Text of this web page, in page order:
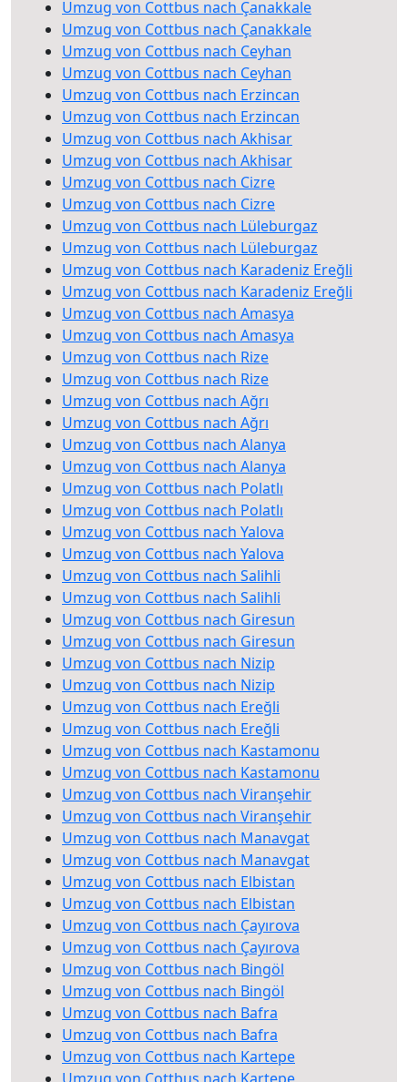
Umzug von Cottbus nach Çanakkale
Umzug von Cottbus nach Çanakkale
Umzug von Cottbus nach Ceyhan
Umzug von Cottbus nach Ceyhan
Umzug von Cottbus nach Erzincan
Umzug von Cottbus nach Erzincan
Umzug von Cottbus nach Akhisar
Umzug von Cottbus nach Akhisar
Umzug von Cottbus nach Cizre
Umzug von Cottbus nach Cizre
Umzug von Cottbus nach Lüleburgaz
Umzug von Cottbus nach Lüleburgaz
Umzug von Cottbus nach Karadeniz Ereğli
Umzug von Cottbus nach Karadeniz Ereğli
Umzug von Cottbus nach Amasya
Umzug von Cottbus nach Amasya
Umzug von Cottbus nach Rize
Umzug von Cottbus nach Rize
Umzug von Cottbus nach Ağrı
Umzug von Cottbus nach Ağrı
Umzug von Cottbus nach Alanya
Umzug von Cottbus nach Alanya
Umzug von Cottbus nach Polatlı
Umzug von Cottbus nach Polatlı
Umzug von Cottbus nach Yalova
Umzug von Cottbus nach Yalova
Umzug von Cottbus nach Salihli
Umzug von Cottbus nach Salihli
Umzug von Cottbus nach Giresun
Umzug von Cottbus nach Giresun
Umzug von Cottbus nach Nizip
Umzug von Cottbus nach Nizip
Umzug von Cottbus nach Ereğli
Umzug von Cottbus nach Ereğli
Umzug von Cottbus nach Kastamonu
Umzug von Cottbus nach Kastamonu
Umzug von Cottbus nach Viranşehir
Umzug von Cottbus nach Viranşehir
Umzug von Cottbus nach Manavgat
Umzug von Cottbus nach Manavgat
Umzug von Cottbus nach Elbistan
Umzug von Cottbus nach Elbistan
Umzug von Cottbus nach Çayırova
Umzug von Cottbus nach Çayırova
Umzug von Cottbus nach Bingöl
Umzug von Cottbus nach Bingöl
Umzug von Cottbus nach Bafra
Umzug von Cottbus nach Bafra
Umzug von Cottbus nach Kartepe